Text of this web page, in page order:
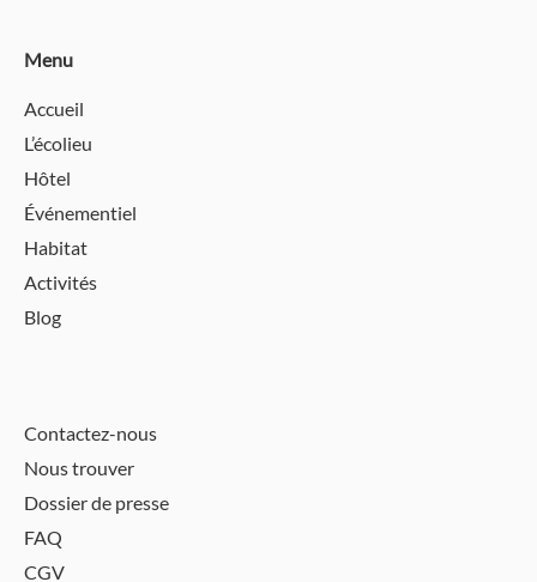
Menu
Accueil
L’écolieu
Hôtel
Événementiel
Habitat
Activités
Blog
Contactez-nous
Nous trouver
Dossier de presse
FAQ
CGV